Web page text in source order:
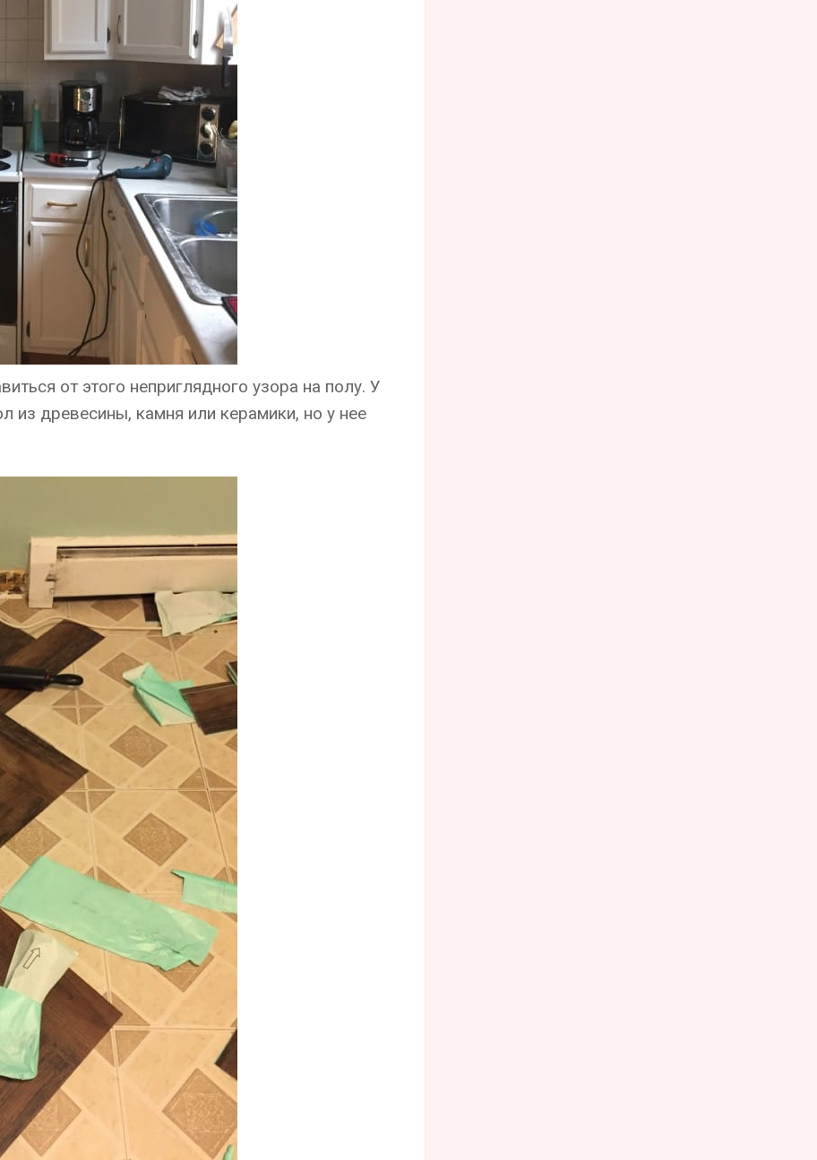
от этого неприглядного узора на полу. У
из древесины, камня или керамики, но у нее